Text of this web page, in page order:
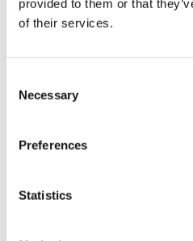
provided to them or that
of their services.
Selection
Necessary
Preferences
Statistics
Helmi-
hoitotoimenpiteet
mahdollisimman suuri.